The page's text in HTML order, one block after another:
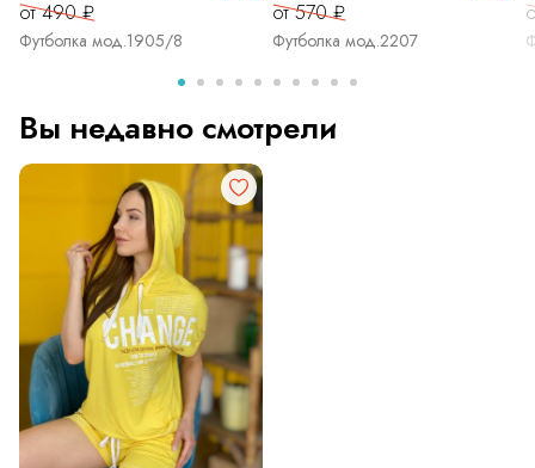
от 490 ₽
Футболка мод.1905/8
от 570 ₽
Футболка мод.2207
Вы недавно смотрели